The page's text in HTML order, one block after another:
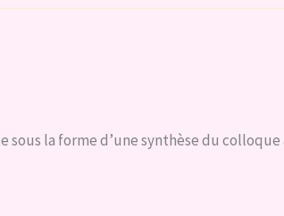
sous la forme d’une synthèse du